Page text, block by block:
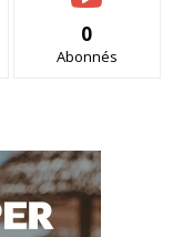
0
Abonnés